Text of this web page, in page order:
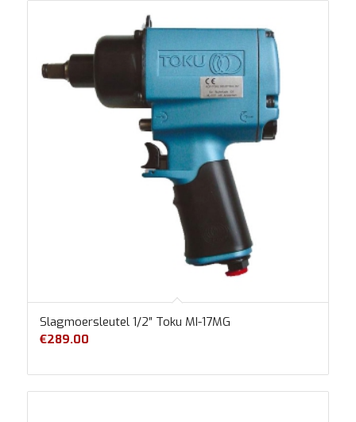
Slagmoersleutel 1/2″ Toku MI-17MG
€289.00